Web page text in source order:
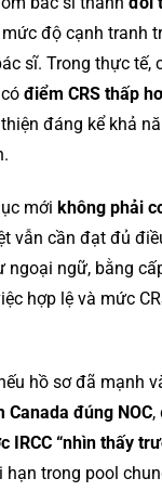
độ cạnh tranh
sĩ. Trong thực tế,
điểm CRS thấp
đáng kể khả
mới không phải
vẫn cần đạt đủ
ngoại ngữ, bằng
hợp lệ và mức
hồ sơ đã mạnh
đúng NOC,
IRCC “nhìn thấy
hạn trong pool